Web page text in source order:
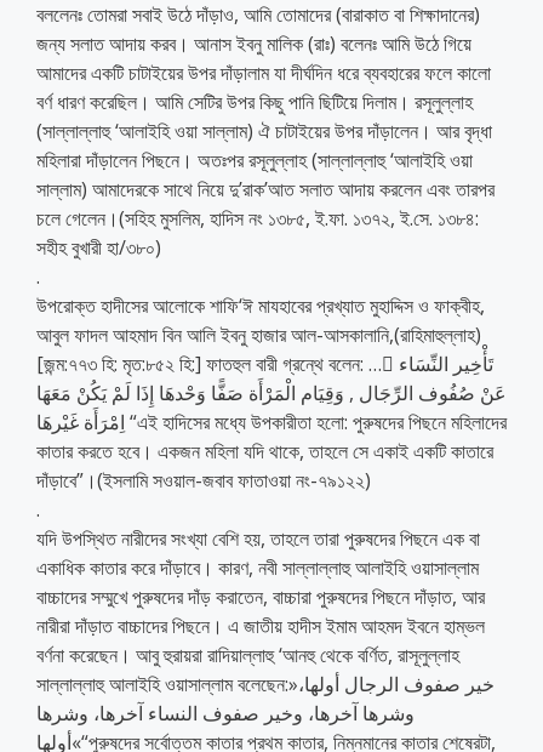
বললেনঃ তোমরা সবাই উঠে দাঁড়াও, আমি তোমাদের (বারাকাত বা শিক্ষাদানের)
জন্য সলাত আদায় করব। আনাস ইবনু মালিক (রাঃ) বলেনঃ আমি উঠে গিয়ে
আমাদের একটি চাটাইয়ের উপর দাঁড়ালাম যা দীর্ঘদিন ধরে ব্যবহারের ফলে কালো
বর্ণ ধারণ করেছিল। আমি সেটির উপর কিছু পানি ছিটিয়ে দিলাম। রসূলুল্লাহ
(সাল্লাল্লাহু ‘আলাইহি ওয়া সাল্লাম) ঐ চাটাইয়ের উপর দাঁড়ালেন। আর বৃদ্ধা
মহিলারা দাঁড়ালেন পিছনে। অতঃপর রসূলুল্লাহ (সাল্লাল্লাহু ‘আলাইহি ওয়া
সাল্লাম) আমাদেরকে সাথে নিয়ে দু’রাক’আত সলাত আদায় করলেন এবং তারপর
চলে গেলেন।(সহিহ মুসলিম, হাদিস নং ১৩৮৫, ই.ফা. ১৩৭২, ই.সে. ১৩৮৪:
সহীহ বুখারী হা/৩৮০)
.
উপরোক্ত হাদীসের আলোকে শাফি‘ঈ মাযহাবের প্রখ্যাত মুহাদ্দিস ও ফাক্বীহ,
আবুল ফাদল আহমাদ বিন আলি ইবনু হাজার আল-আসকালানি,(রাহিমাহুল্লাহ)
[জন্ম:৭৭৩ হি: মৃত:৮৫২ হি:] ফাতহুল বারী গ্রন্থে বলেন: … َتَأْخِير النِّسَاء
عَنْ صُفُوف الرِّجَال , وَقِيَام الْمَرْأَة صَفًّا وَحْدهَا إِذَا لَمْ يَكُنْ مَعَهَا
اِمْرَأَة غَيْرهَا “এই হাদিসের মধ্যে উপকারীতা হলো: পুরুষদের পিছনে মহিলাদের
কাতার করতে হবে। একজন মহিলা যদি থাকে, তাহলে সে একাই একটি কাতারে
দাঁড়াবে”।(ইসলামি সওয়াল-জবাব ফাতাওয়া নং-৭৯১২২)
.
যদি উপস্থিত নারীদের সংখ্যা বেশি হয়, তাহলে তারা পুরুষদের পিছনে এক বা
একাধিক কাতার করে দাঁড়াবে। কারণ, নবী সাল্লাল্লাহু আলাইহি ওয়াসাল্লাম
বাচ্চাদের সম্মুখে পুরুষদের দাঁড় করাতেন, বাচ্চারা পুরুষদের পিছনে দাঁড়াত, আর
নারীরা দাঁড়াত বাচ্চাদের পিছনে। এ জাতীয় হাদীস ইমাম আহমদ ইবনে হাম্ভল
বর্ণনা করেছেন। আবু হুরায়রা রাদিয়াল্লাহু ‘আনহু থেকে বর্ণিত, রাসূলুল্লাহ
সাল্লাল্লাহু আলাইহি ওয়াসাল্লাম বলেছেন:»خير صفوف الرجال أولها،
وشرها آخرها، وخير صفوف النساء آخرها، وشرها
أولها«“পুরুষদের সর্বোত্তম কাতার প্রথম কাতার, নিম্নমানের কাতার শেষেরটা,